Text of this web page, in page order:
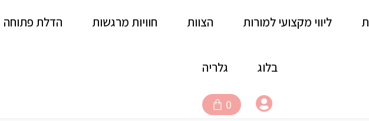
ליווי מקצועי למורות הצוות חוויות מרגשות הדלת פתוחה
בלוג גלריה
0 עגלת
קניות